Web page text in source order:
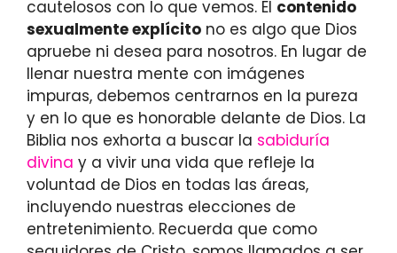
cautelosos con lo que vemos. El contenido
sexualmente explícito no es algo que Dios
apruebe ni desea para nosotros. En lugar de
llenar nuestra mente con imágenes
impuras, debemos centrarnos en la pureza
y en lo que es honorable delante de Dios. La
Biblia nos exhorta a buscar la sabiduría
divina y a vivir una vida que refleje la
voluntad de Dios en todas las áreas,
incluyendo nuestras elecciones de
entretenimiento. Recuerda que como